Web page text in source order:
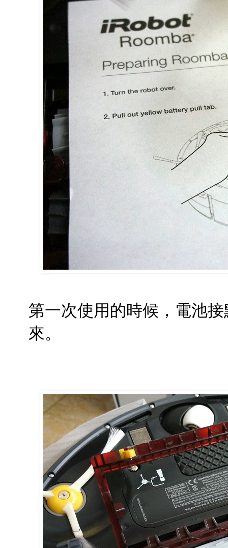
第一次使用的時候，電池
來。